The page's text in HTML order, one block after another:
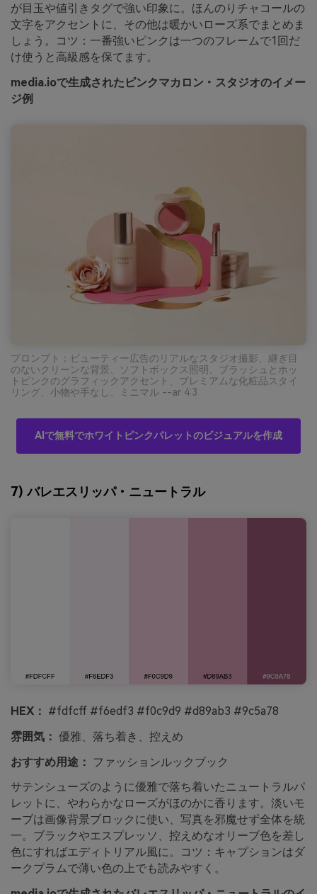
が目玉や値引きタグで強い印象に。ほんのりチャコールの
文字をアクセントに、その他は暖かいローズ系でまとめま
しょう。コツ：一番強いピンクは一つのフレームで1回だ
け使うと高級感を保てます。
media.ioで生成されたピンクマカロン・スタジオのイメー
ジ例
プロンプト：ビューティー広告のリアルなスタジオ撮影、継ぎ目
のないクリーンな背景、ソフトボックス照明、ブラッシュとホッ
トピンクのグラフィックアクセント、プレミアムな化粧品スタイ
リング、小物や手なし、ミニマル --ar 4:3
AIで無料でホワイトピンクパレットのビジュアルを作成
7) バレエスリッパ・ニュートラル
HEX： #fdfcff #f6edf3 #f0c9d9 #d89ab3 #9c5a78
雰囲気： 優雅、落ち着き、控えめ
おすすめ用途：
ファッションルックブック
サテンシューズのように優雅で落ち着いたニュートラルパ
レットに、やわらかなローズがほのかに香ります。淡いモ
ーブは画像背景ブロックに使い、写真を邪魔せず全体を統
一。ブラックやエスプレッソ、控えめなオリーブ色を差し
色にすればエディトリアル風に。コツ：キャプションはダ
ークプラムで薄い色の上でも読みやすく。